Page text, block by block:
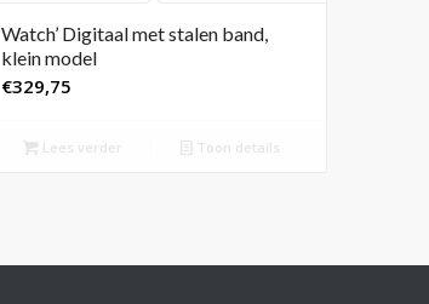
Watch’ Digitaal met stalen band,
klein model
€329,75
Lees verder Toon details